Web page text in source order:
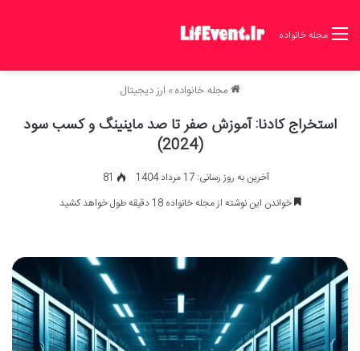
مجله خانواده
مجله خانواده» ارز دیجیتال
استخراج کادنا: آموزش صفر تا صد ماینینگ و کسب سود
(2024)
آخرین به روز رسانی: 17 مرداد 1404
81
خواندن این نوشته از مجله خانواده 18 دقیقه طول خواهد کشید